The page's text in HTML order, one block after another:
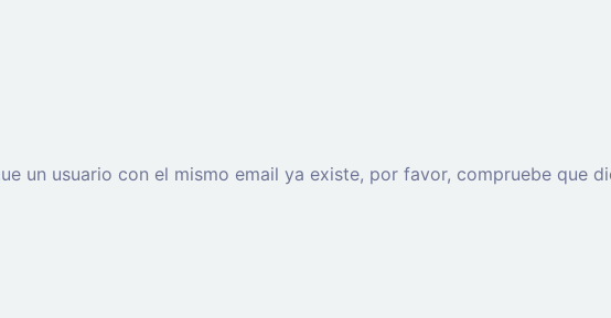
un usuario con el mismo email ya existe, por favor, compruebe que